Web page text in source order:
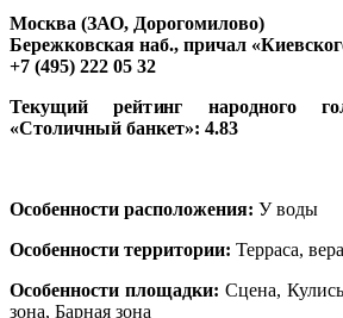
Москва (ЗАО, Дорогомилово)
Бережковская наб., причал
+7 (495) 222 05 32
Текущий рейтинг народного
«Столичный банкет»: 4.83
Особенности расположения: У воды
Особенности территории: Терраса,
Особенности площадки: Сцена,
зона, Барная зона